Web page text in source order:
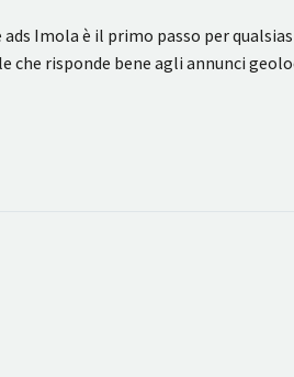
Imola è il primo passo per
che risponde bene agli annunci